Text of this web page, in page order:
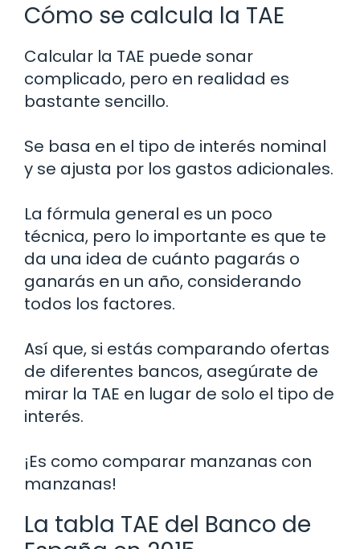
Cómo se calcula la TAE
Calcular la TAE puede sonar
complicado, pero en realidad es
bastante sencillo.
Se basa en el tipo de interés nominal
y se ajusta por los gastos adicionales.
La fórmula general es un poco
técnica, pero lo importante es que te
da una idea de cuánto pagarás o
ganarás en un año, considerando
todos los factores.
Así que, si estás comparando ofertas
de diferentes bancos, asegúrate de
mirar la TAE en lugar de solo el tipo de
interés.
¡Es como comparar manzanas con
manzanas!
La tabla TAE del Banco de